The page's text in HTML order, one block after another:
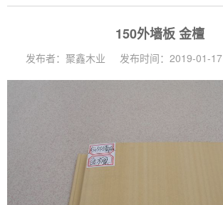
150外墙板 金檀
发布者：聚鑫木业 发布时间：2019-01-17